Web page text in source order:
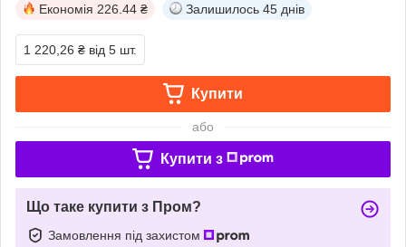
Економія 226.44 ₴ Залишилось 45 днів
1 220,26 ₴ від 5 шт.
Купити
або
Купити з
Що таке купити з Пром?
Замовлення під захистом